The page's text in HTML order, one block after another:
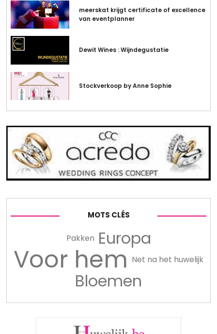
meerskat krijgt certificate of excellence
van eventplanner
Dewit Wines : Wijndegustatie
Stockverkoop by Anne Sophie
MOTS CLÉS
Pakken Europa
Voor hem Net na het huwelijk
Bloemen